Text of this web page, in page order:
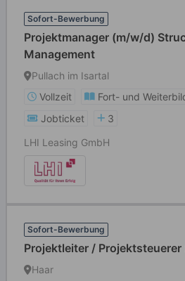
Sofort-Bewerbung
Projektmanager (m/w/d)
Management
Pullach im Isartal
Vollzeit
Fort- und
Jobticket
3
LHI Leasing GmbH
Sofort-Bewerbung
Projektleiter /
Haar